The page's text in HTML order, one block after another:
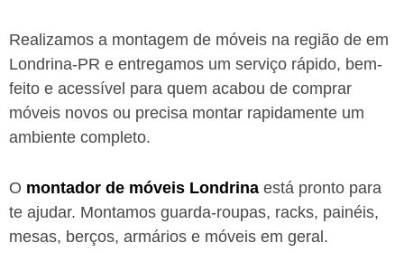
Realizamos a montagem de móveis na região de em
Londrina-PR e entregamos um serviço rápido, bem-
feito e acessível para quem acabou de comprar
móveis novos ou precisa montar rapidamente um
ambiente completo.
O montador de móveis Londrina está pronto para
te ajudar. Montamos guarda-roupas, racks, painéis,
mesas, berços, armários e móveis em geral.